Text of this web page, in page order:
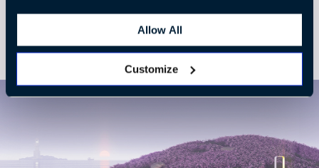
Allow All
Customize
ずに心を落ち着かせる色。甘すぎず、ロマンティ